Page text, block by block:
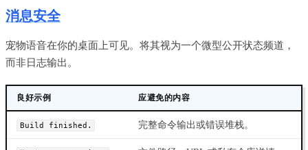
消息安全
宠物语音在你的桌面上可见。将其视为一个微型公开状态频道，
而非日志输出。
良好示例 应避免的内容
Build finished. 完整命令输出或错误堆栈。